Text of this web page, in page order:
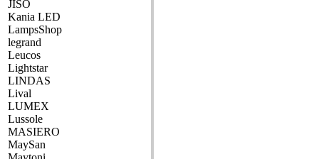
JISO
Kania LED
LampsShop
legrand
Leucos
Lightstar
LINDAS
Lival
LUMEX
Lussole
MASIERO
MaySan